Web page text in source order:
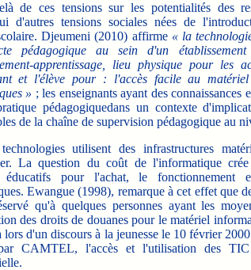
de ces tensions sur les potentialités des
d'autres tensions sociales nées de
Djeumeni (2010) affirme « la
pédagogique au sein d'un
apprentissage, lieu physique pour les
et l'élève pour : l'accès facile au
» ; les enseignants ayant des
pédagogiquedans un contexte
de la chaîne de supervision pédagogique au
utilisent des infrastructures
La question du coût de l'informatique
éducatifs pour l'achat, le fonctionnement
Ewangue (1998), remarque à cet effet que
qu'à quelques personnes ayant les
des droits de douanes pour le matériel
lors d'un discours à la jeunesse le 10 février
CAMTEL, l'accès et l'utilisation des TIC